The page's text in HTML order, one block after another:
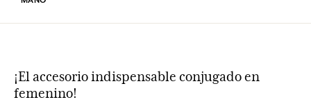
¡El accesorio indispensable conjugado en
femenino!